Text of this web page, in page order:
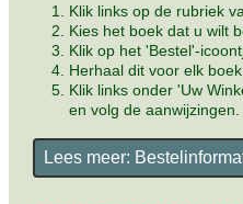
Klik links op de rubriek
Kies het boek dat u wilt
Klik op het 'Bestel'-
Herhaal dit voor elk
Klik links onder 'Uw
en volg de aanwijzingen.
Lees meer: